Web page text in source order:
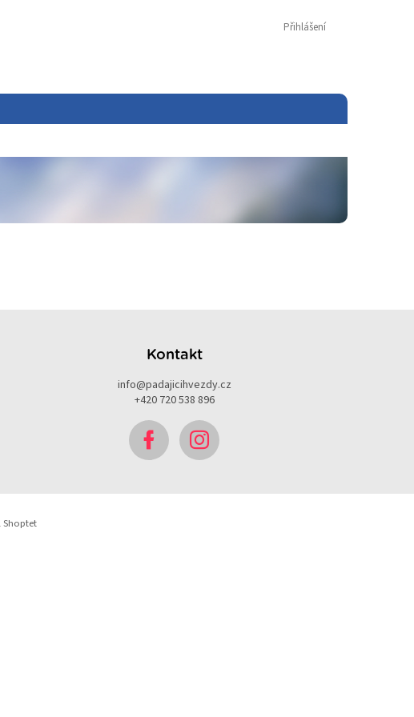
Přihlášení
Kontakt
info@padajicihvezdy.cz
+420 720 538 896
Shoptet